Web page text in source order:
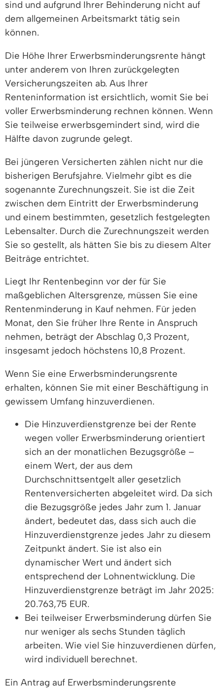
sind und aufgrund Ihrer Behinderung nicht auf
dem allgemeinen Arbeitsmarkt tätig sein
können.
Die Höhe Ihrer Erwerbsminderungsrente hängt
unter anderem von Ihren zurückgelegten
Versicherungszeiten ab. Aus Ihrer
Renteninformation ist ersichtlich, womit Sie bei
voller Erwerbsminderung rechnen können. Wenn
Sie teilweise erwerbsgemindert sind, wird die
Hälfte davon zugrunde gelegt.
Bei jüngeren Versicherten zählen nicht nur die
bisherigen Berufsjahre. Vielmehr gibt es die
sogenannte Zurechnungszeit. Sie ist die Zeit
zwischen dem Eintritt der Erwerbsminderung
und einem bestimmten, gesetzlich festgelegten
Lebensalter. Durch die Zurechnungszeit werden
Sie so gestellt, als hätten Sie bis zu diesem Alter
Beiträge entrichtet.
Liegt Ihr Rentenbeginn vor der für Sie
maßgeblichen Altersgrenze, müssen Sie eine
Rentenminderung in Kauf nehmen. Für jeden
Monat, den Sie früher Ihre Rente in Anspruch
nehmen, beträgt der Abschlag 0,3 Prozent,
insgesamt jedoch höchstens 10,8 Prozent.
Wenn Sie eine Erwerbsminderungsrente
erhalten, können Sie mit einer Beschäftigung in
gewissem Umfang hinzuverdienen.
Die Hinzuverdienstgrenze bei der Rente
wegen voller Erwerbsminderung orientiert
sich an der monatlichen Bezugsgröße –
einem Wert, der aus dem
Durchschnittsentgelt aller gesetzlich
Rentenversicherten abgeleitet wird. Da sich
die Bezugsgröße jedes Jahr zum 1. Januar
ändert, bedeutet das, dass sich auch die
Hinzuverdienstgrenze jedes Jahr zu diesem
Zeitpunkt ändert. Sie ist also ein
dynamischer Wert und ändert sich
entsprechend der Lohnentwicklung. Die
Hinzuverdienstgrenze beträgt im Jahr 2025:
20.763,75 EUR.
Bei teilweiser Erwerbsminderung dürfen Sie
nur weniger als sechs Stunden täglich
arbeiten. Wie viel Sie hinzuverdienen dürfen,
wird individuell berechnet.
Ein Antrag auf Erwerbsminderungsrente